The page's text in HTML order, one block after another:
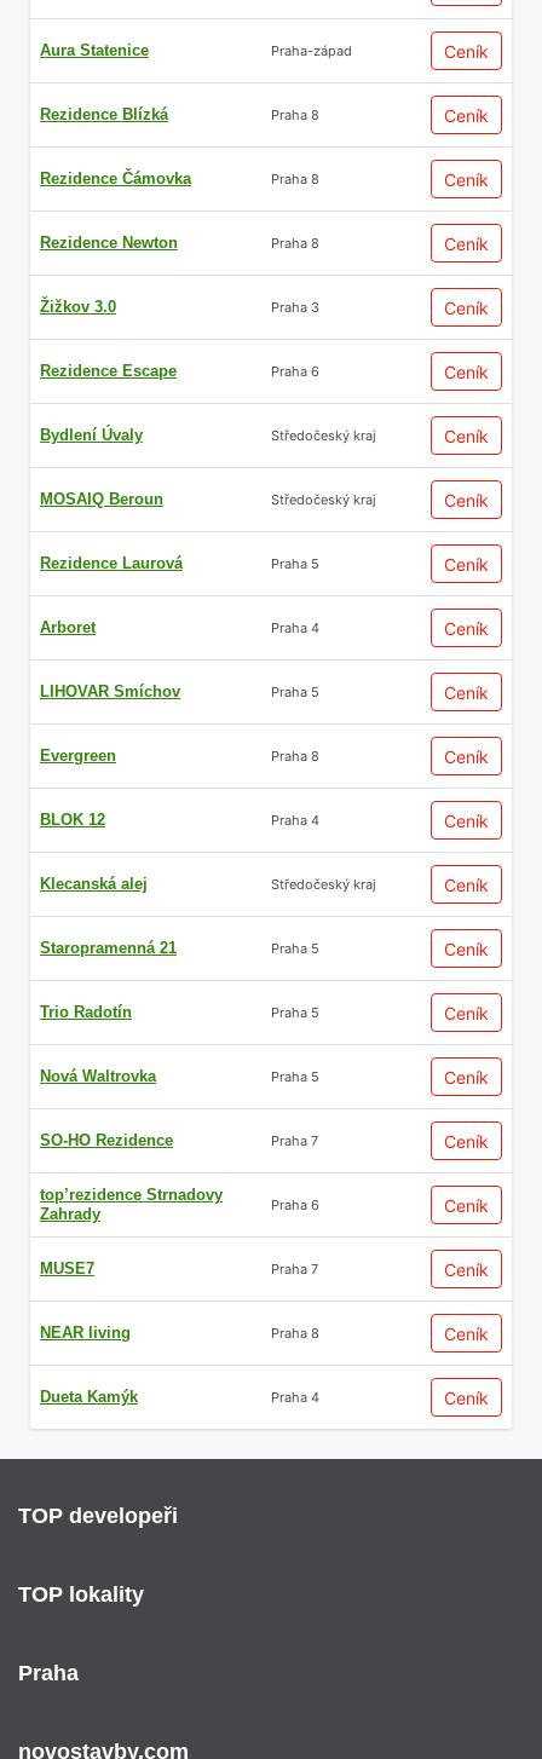
Aura Statenice Praha-západ Ceník
Rezidence Blízká Praha 8 Ceník
Rezidence Čámovka Praha 8 Ceník
Rezidence Newton Praha 8 Ceník
Žižkov 3.0 Praha 3 Ceník
Rezidence Escape Praha 6 Ceník
Bydlení Úvaly Středočeský kraj Ceník
MOSAIQ Beroun Středočeský kraj Ceník
Rezidence Laurová Praha 5 Ceník
Arboret Praha 4 Ceník
LIHOVAR Smíchov Praha 5 Ceník
Evergreen Praha 8 Ceník
BLOK 12 Praha 4 Ceník
Klecanská alej Středočeský kraj Ceník
Staropramenná 21 Praha 5 Ceník
Trio Radotín Praha 5 Ceník
Nová Waltrovka Praha 5 Ceník
SO-HO Rezidence Praha 7 Ceník
top’rezidence Strnadovy
Zahrady
Praha 6 Ceník
MUSE7 Praha 7 Ceník
NEAR living Praha 8 Ceník
Dueta Kamýk Praha 4 Ceník
TOP developeři
TOP lokality
Praha
novostavby.com